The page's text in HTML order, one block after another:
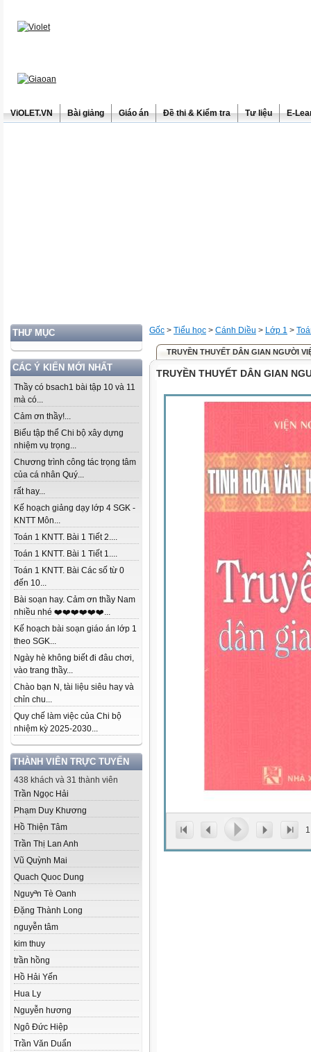
ViOLET.VN Bài giảng Giáo án Đề thi & Kiểm tra Tư liệu E-
THƯ MỤC
CÁC Ý KIẾN MỚI NHẤT
Thầy có bsach1 bài tập 10 và 11
mà có...
Cảm ơn thầy!...
Biểu tập thể Chi bộ xây dựng
nhiệm vụ trọng...
Chương trình công tác trọng tâm
của cá nhân Quý...
rất hay...
Kế hoạch giảng dạy lớp 4 SGK -
KNTT Môn...
Toán 1 KNTT. Bài 1 Tiết 2....
Toán 1 KNTT. Bài 1 Tiết 1....
Toán 1 KNTT. Bài Các số từ 0
đến 10...
Bài soạn hay. Cảm ơn thầy Nam
nhiều nhé ❤️❤️❤️❤️❤️❤️...
Kế hoạch bài soạn giáo án lớp 1
theo SGK...
Ngày hè không biết đi đâu chơi,
vào trang thầy...
Chào bạn N, tài liệu siêu hay và
chỉn chu...
Quy chế làm việc của Chi bộ
nhiệm kỳ 2025-2030...
THÀNH VIÊN TRỰC TUYẾN
438 khách và 31 thành viên
Trần Ngọc Hải
Phạm Duy Khương
Hồ Thiện Tâm
Trần Thị Lan Anh
Vũ Quỳnh Mai
Quach Quoc Dung
Nguyªn Tè Oanh
Đặng Thành Long
nguyễn tâm
kim thuy
trần hồng
Hồ Hải Yến
Hua Ly
Nguyễn hương
Ngô Đức Hiệp
Trần Văn Duẩn
Gốc > Tiểu học > Cánh Diều > Lớp 1 >
TRUYỀN THUYẾT DÂN GIAN NGƯỜI
TRUYỀN THUYẾT DÂN GIAN
1